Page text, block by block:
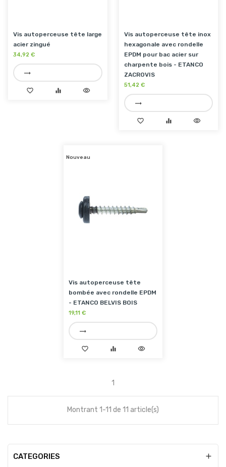
Vis autoperceuse tête large
acier zingué
34,92 €
trending_flat
favorite_border equalizer visibility
Vis autoperceuse tête inox
hexagonale avec rondelle
EPDM pour bac acier sur
charpente bois - ETANCO
ZACROVIS
51,42 €
trending_flat
favorite_border equalizer visibility
Nouveau
Vis autoperceuse tête
bombée avec rondelle EPDM
- ETANCO BELVIS BOIS
19,11 €
trending_flat
favorite_border equalizer visibility
1
Montrant 1-11 de 11 article(s)
CATEGORIES 